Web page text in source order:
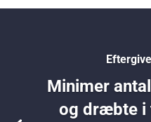
Minimer
og dræbte i